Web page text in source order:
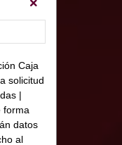
Caja
solicitud
|
forma
datos
al